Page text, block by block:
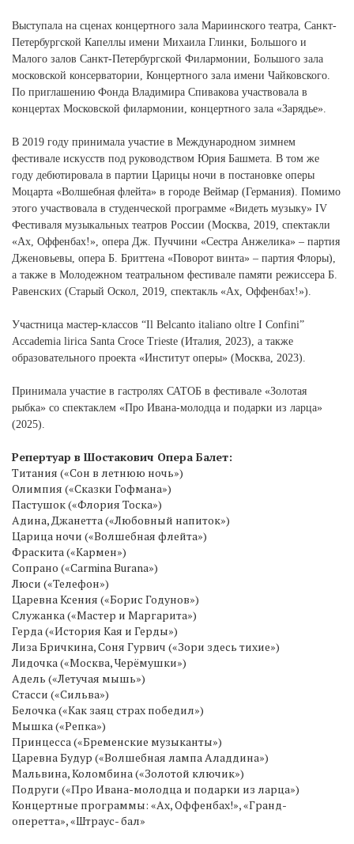
Выступала на сценах концертного зала Мариинского театра, Санкт-
Петербургской Капеллы имени Михаила Глинки, Большого и
Малого залов Санкт-Петербургской Филармонии, Большого зала
московской консерватории, Концертного зала имени Чайковского.
По приглашению Фонда Владимира Спивакова участвовала в
концертах Московской филармонии, концертного зала «Зарядье».
В 2019 году принимала участие в Международном зимнем
фестивале искусств под руководством Юрия Башмета. В том же
году дебютировала в партии Царицы ночи в постановке оперы
Моцарта «Волшебная флейта» в городе Веймар (Германия). Помимо
этого участвовала в студенческой программе «Видеть музыку» IV
Фестиваля музыкальных театров России (Москва, 2019, спектакли
«Ах, Оффенбах!», опера Дж. Пуччини «Сестра Анжелика» – партия
Дженовьевы, опера Б. Бриттена «Поворот винта» – партия Флоры),
а также в Молодежном театральном фестивале памяти режиссера Б.
Равенских (Старый Оскол, 2019, спектакль «Ах, Оффенбах!»).
Участница мастер-классов “Il Belcanto italiano oltre I Confini”
Accademia lirica Santa Croce Trieste (Италия, 2023), а также
образовательного проекта «Институт оперы» (Москва, 2023).
Принимала участие в гастролях САТОБ в фестивале «Золотая
рыбка» со спектаклем «Про Ивана-молодца и подарки из ларца»
(2025).
Репертуар в Шостакович Опера Балет:
Титания («Сон в летнюю ночь»)
Олимпия («Сказки Гофмана»)
Пастушок («Флория Тоска»)
Адина, Джанетта («Любовный напиток»)
Царица ночи («Волшебная флейта»)
Фраскита («Кармен»)
Сопрано («Carmina Burana»)
Люси («Телефон»)
Царевна Ксения («Борис Годунов»)
Служанка («Мастер и Маргарита»)
Герда («История Кая и Герды»)
Лиза Бричкина, Соня Гурвич («Зори здесь тихие»)
Лидочка («Москва, Черёмушки»)
Адель («Летучая мышь»)
Стасси («Сильва»)
Белочка («Как заяц страх победил»)
Мышка («Репка»)
Принцесса («Бременские музыканты»)
Царевна Будур («Волшебная лампа Аладдина»)
Мальвина, Коломбина («Золотой ключик»)
Подруги («Про Ивана-молодца и подарки из ларца»)
Концертные программы: «Ах, Оффенбах!», «Гранд-
оперетта», «Штраус- бал»